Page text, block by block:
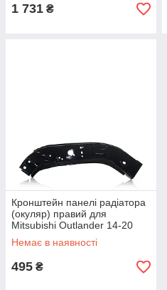
1 731 ₴
Кронштейн панелі радіатора
(окуляр) правий для
Mitsubishi Outlander 14-20
(5256C260)
Немає в наявності
495 ₴